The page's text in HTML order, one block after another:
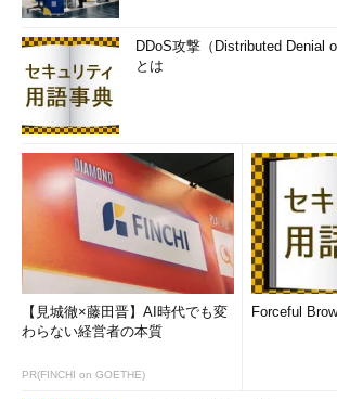
DDoS攻撃（Distributed Denial
とは
【見城徹×藤田晋】AI時代でも変
わらない経営者の本質
PR(FINCHI on GOETHE)
Forceful